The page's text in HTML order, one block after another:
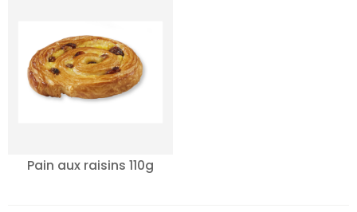
Pain aux raisins 110g